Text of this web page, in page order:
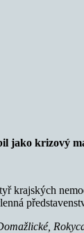
jako krizový
krajských